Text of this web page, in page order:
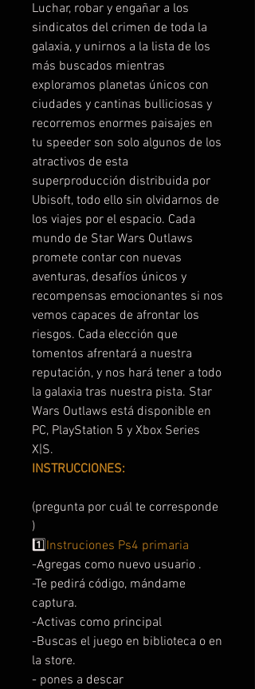
Luchar, robar y engañar a los
sindicatos del crimen de toda la
galaxia, y unirnos a la lista de los
más buscados mientras
exploramos planetas únicos con
ciudades y cantinas bulliciosas y
recorremos enormes paisajes en
tu speeder son solo algunos de los
atractivos de esta
superproducción distribuida por
Ubisoft, todo ello sin olvidarnos de
los viajes por el espacio. Cada
mundo de Star Wars Outlaws
promete contar con nuevas
aventuras, desafíos únicos y
recompensas emocionantes si nos
vemos capaces de afrontar los
riesgos. Cada elección que
tomentos afrentará a nuestra
reputación, y nos hará tener a todo
la galaxia tras nuestra pista. Star
Wars Outlaws está disponible en
PC, PlayStation 5 y Xbox Series
X|S.
INSTRUCCIONES:
(pregunta por cuál te corresponde
)
1️⃣Instruciones Ps4 primaria
-Agregas como nuevo usuario .
-Te pedirá código, mándame
captura.
-Activas como principal
-Buscas el juego en biblioteca o en
la store.
- pones a descar